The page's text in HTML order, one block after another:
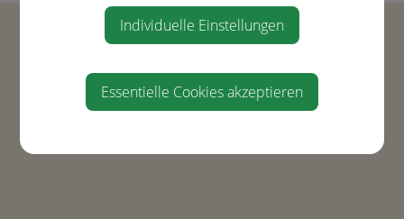
Gemeinde Ernsthofen
4432 Ernsthofen
+43(0) 7435-8450
Individuelle Einstellungen
Essentielle Cookies akzeptieren